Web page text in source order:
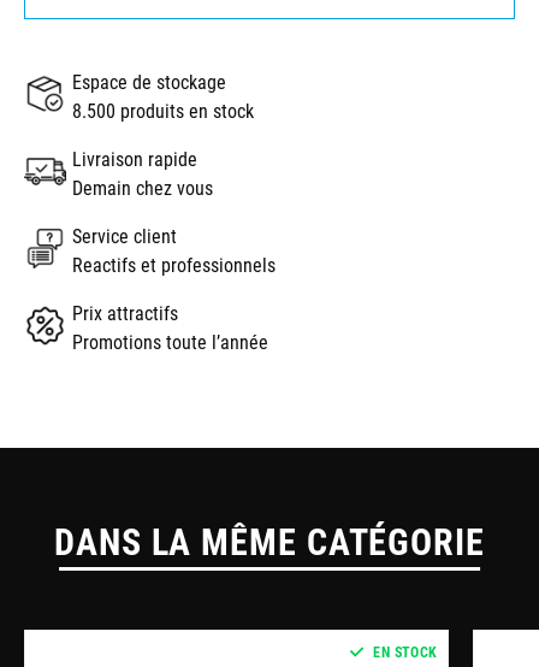
Espace de stockage
8.500 produits en stock
Livraison rapide
Demain chez vous
Service client
Reactifs et professionnels
Prix attractifs
Promotions toute l’année
DANS LA MÊME CATÉGORIE
EN STOCK